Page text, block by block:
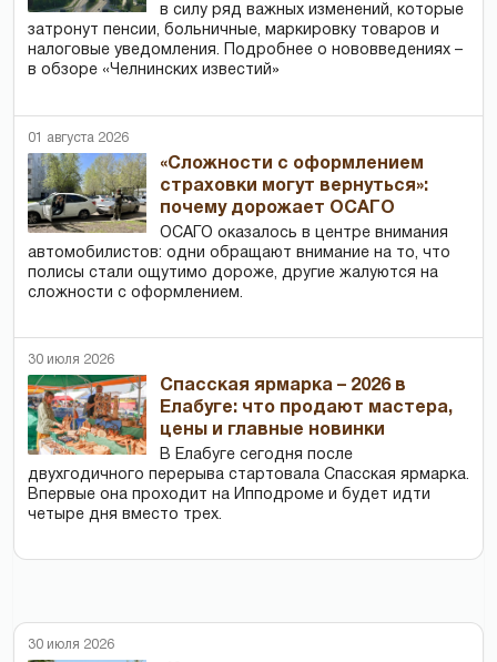
в силу ряд важных изменений, которые
затронут пенсии, больничные, маркировку товаров и
налоговые уведомления. Подробнее о нововведениях –
в обзоре «Челнинских известий»
01 августа 2026
«Сложности с оформлением
страховки могут вернуться»:
почему дорожает ОСАГО
ОСАГО оказалось в центре внимания
автомобилистов: одни обращают внимание на то, что
полисы стали ощутимо дороже, другие жалуются на
сложности с оформлением.
30 июля 2026
Спасская ярмарка – 2026 в
Елабуге: что продают мастера,
цены и главные новинки
В Елабуге сегодня после
двухгодичного перерыва стартовала Спасская ярмарка.
Впервые она проходит на Ипподроме и будет идти
четыре дня вместо трех.
30 июля 2026